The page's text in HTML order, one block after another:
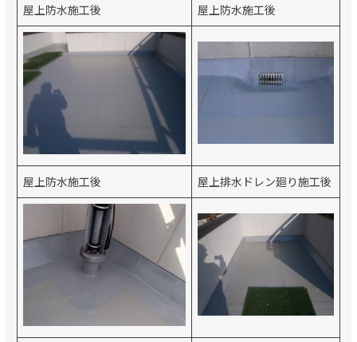
屋上防水施工後 屋上防水施工後
屋上防水施工後 屋上排水ドレン廻り施工後